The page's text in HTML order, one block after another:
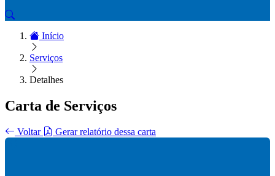
Início
Serviços
Detalhes
Carta de Serviços
Voltar Gerar relatório dessa carta